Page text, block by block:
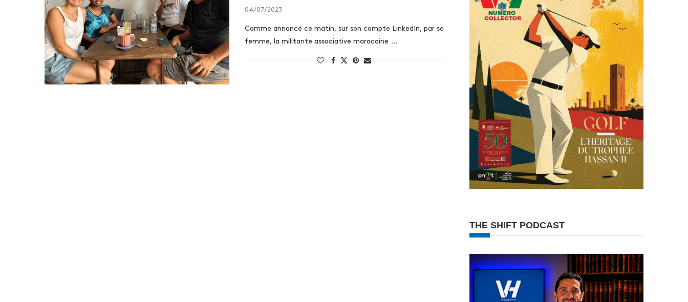
04/07/2023
Comme annoncé ce matin, sur son compte LinkedIn, par sa
femme, la militante associative marocaine …
THE SHIFT PODCAST